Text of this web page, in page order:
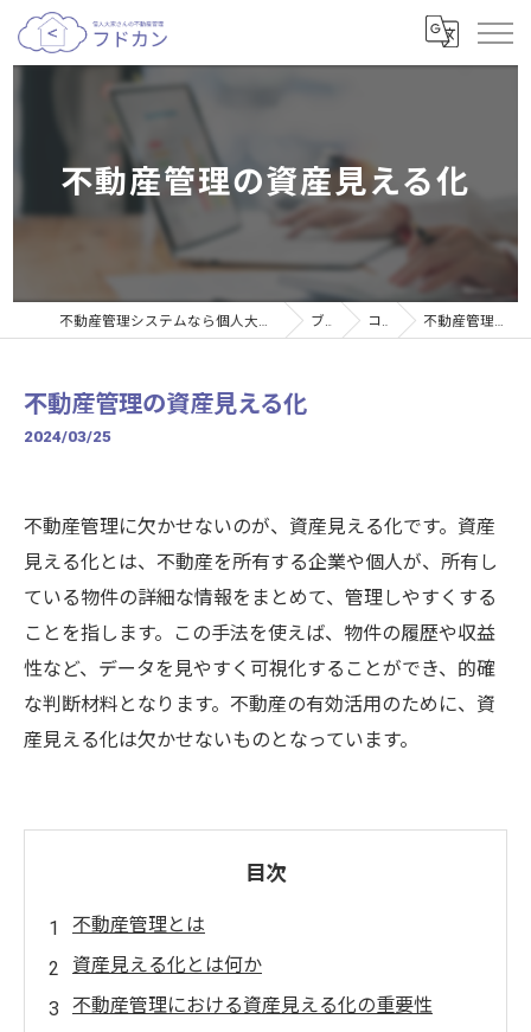
不動産管理の資産見える化
不動産管理システムなら個人大家さんの不動産管理サービスフドカン ブログ コラム 不動産管理の資産見える化
不動産管理の資産見える化
2024/03/25
不動産管理に欠かせないのが、資産見える化です。資産
見える化とは、不動産を所有する企業や個人が、所有し
ている物件の詳細な情報をまとめて、管理しやすくする
ことを指します。この手法を使えば、物件の履歴や収益
性など、データを見やすく可視化することができ、的確
な判断材料となります。不動産の有効活用のために、資
産見える化は欠かせないものとなっています。
目次
不動産管理とは
資産見える化とは何か
不動産管理における資産見える化の重要性